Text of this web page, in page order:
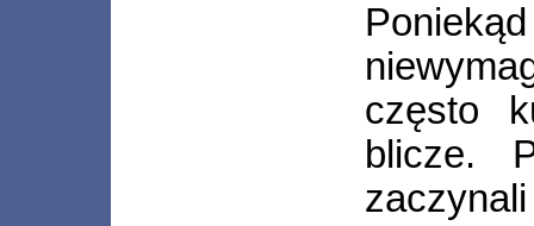
często
blicze.